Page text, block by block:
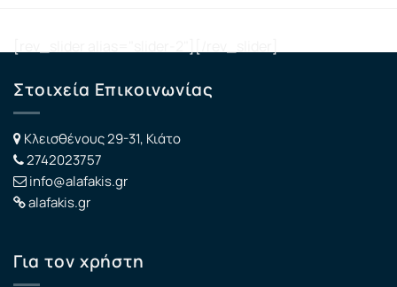
Στοιχεία Επικοινωνίας
Κλεισθένους 29-31, Κιάτο
2742023757
info@alafakis.gr
alafakis.gr
Για τον χρήστη